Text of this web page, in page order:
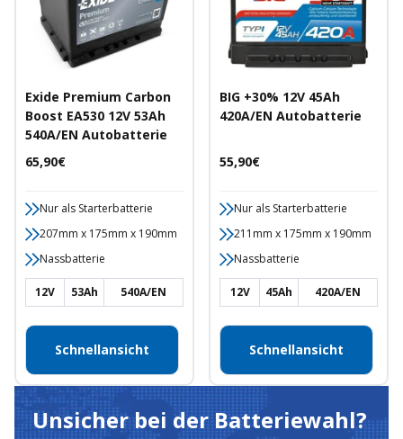
Exide Premium Carbon
Boost EA530 12V 53Ah
540A/EN Autobatterie
Angebotspreis
65,90€
Nur als Starterbatterie
207mm x 175mm x 190mm
Nassbatterie
12V 53Ah 540A/EN
Schnellansicht
BIG +30% 12V 45Ah
420A/EN Autobatterie
Angebotspreis
55,90€
Nur als Starterbatterie
211mm x 175mm x 190mm
Nassbatterie
12V 45Ah 420A/EN
Schnellansicht
Unsicher bei der Batteriewahl?